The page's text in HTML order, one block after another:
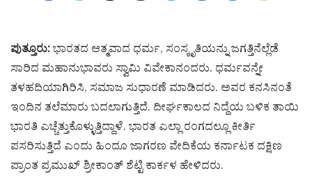
ಪುತ್ತೂರು:ಭಾರತದ ಆತ್ಮವಾದ ಧರ್ಮ, ಸಂಸ್ಕೃತಿಯನ್ನು ಜಗತ್ತಿನೆಲ್ಲೆಡೆ
ಸಾರಿದ ಮಹಾನುಭಾವರು ಸ್ವಾಮಿ ವಿವೇಕಾನಂದರು. ಧರ್ಮವನ್ನೇ
ತಳಹದಿಯಾಗಿರಿಸಿ, ಸಮಾಜ ಸುಧಾರಣೆ ಮಾಡಿದರು. ಅವರ ಕನಸಿನಂತೆ
ಇಂದಿನ ತಲೆಮಾರು ಬದಲಾಗುತ್ತಿದೆ. ದೀರ್ಘಕಾಲದ ನಿದ್ದೆಯ ಬಳಿಕ ತಾಯಿ
ಭಾರತಿ ಎಚ್ಚೆತ್ತುಕೊಳ್ಳುತ್ತಿದ್ದಾಳೆ. ಭಾರತ ಎಲ್ಲಾ ರಂಗದಲ್ಲೂ ಕೀರ್ತಿ
ಪಸರಿಸುತ್ತಿದೆ ಎಂದು ಹಿಂದೂ ಜಾಗರಣ ವೇದಿಕೆಯ ಕರ್ನಾಟಕ ದಕ್ಷಿಣ
ಪ್ರಾಂತ ಪ್ರಮುಖ್ ಶ್ರೀಕಾಂತ್ ಶೆಟ್ಟಿ ಕಾರ್ಕಳ ಹೇಳಿದರು.